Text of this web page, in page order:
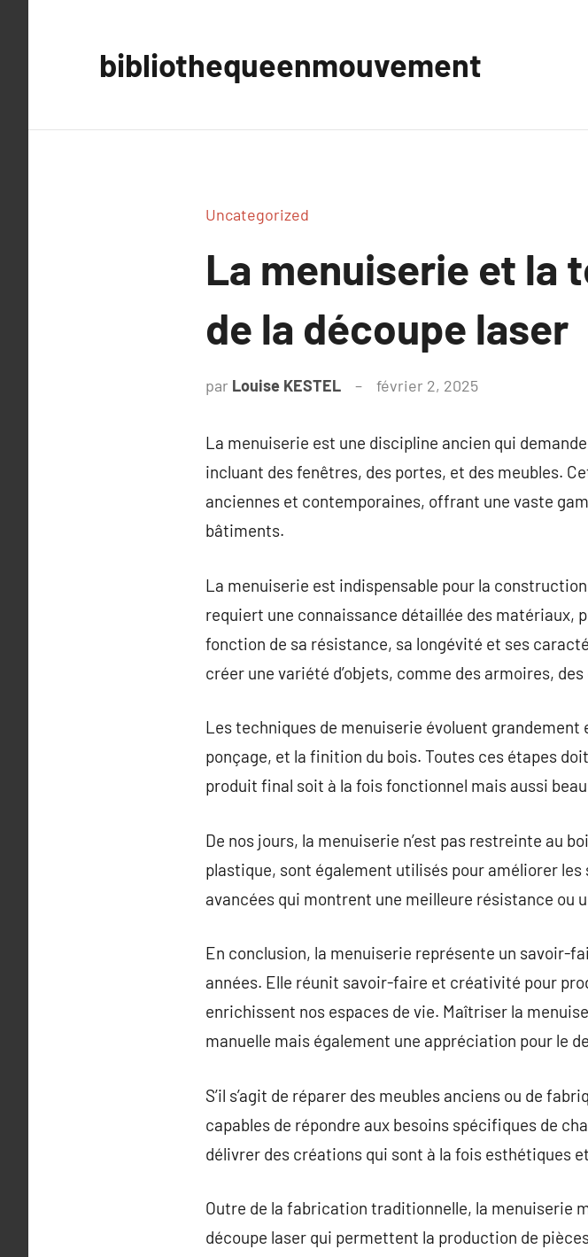
bibliothequeenmouvement
Uncategorized
La menuiserie et la
de la découpe laser
par Louise KESTEL février 2, 2025
La menuiserie est une discipline ancien qui
incluant des fenêtres, des portes, et des meubles.
anciennes et contemporaines, offrant une vaste
bâtiments.
La menuiserie est indispensable pour la
requiert une connaissance détaillée des matériaux,
fonction de sa résistance, sa longévité et ses
créer une variété d’objets, comme des armoires,
Les techniques de menuiserie évoluent grandement
ponçage, et la finition du bois. Toutes ces étapes
produit final soit à la fois fonctionnel mais aussi
De nos jours, la menuiserie n’est pas restreinte au
plastique, sont également utilisés pour améliorer
avancées qui montrent une meilleure résistance ou
En conclusion, la menuiserie représente un savoir-
années. Elle réunit savoir-faire et créativité pour
enrichissent nos espaces de vie. Maîtriser la
manuelle mais également une appréciation pour le
S’il s’agit de réparer des meubles anciens ou de
capables de répondre aux besoins spécifiques de
délivrer des créations qui sont à la fois esthétiques
Outre de la fabrication traditionnelle, la menuiserie
découpe laser qui permettent la production de